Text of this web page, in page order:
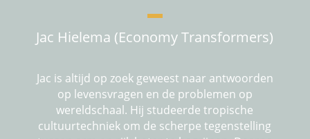
Jac Hielema (Economy Transformers)
Jac is altijd op zoek geweest naar antwoorden
op levensvragen en de problemen op
wereldschaal. Hij studeerde tropische
cultuurtechniek om de scherpe tegenstelling